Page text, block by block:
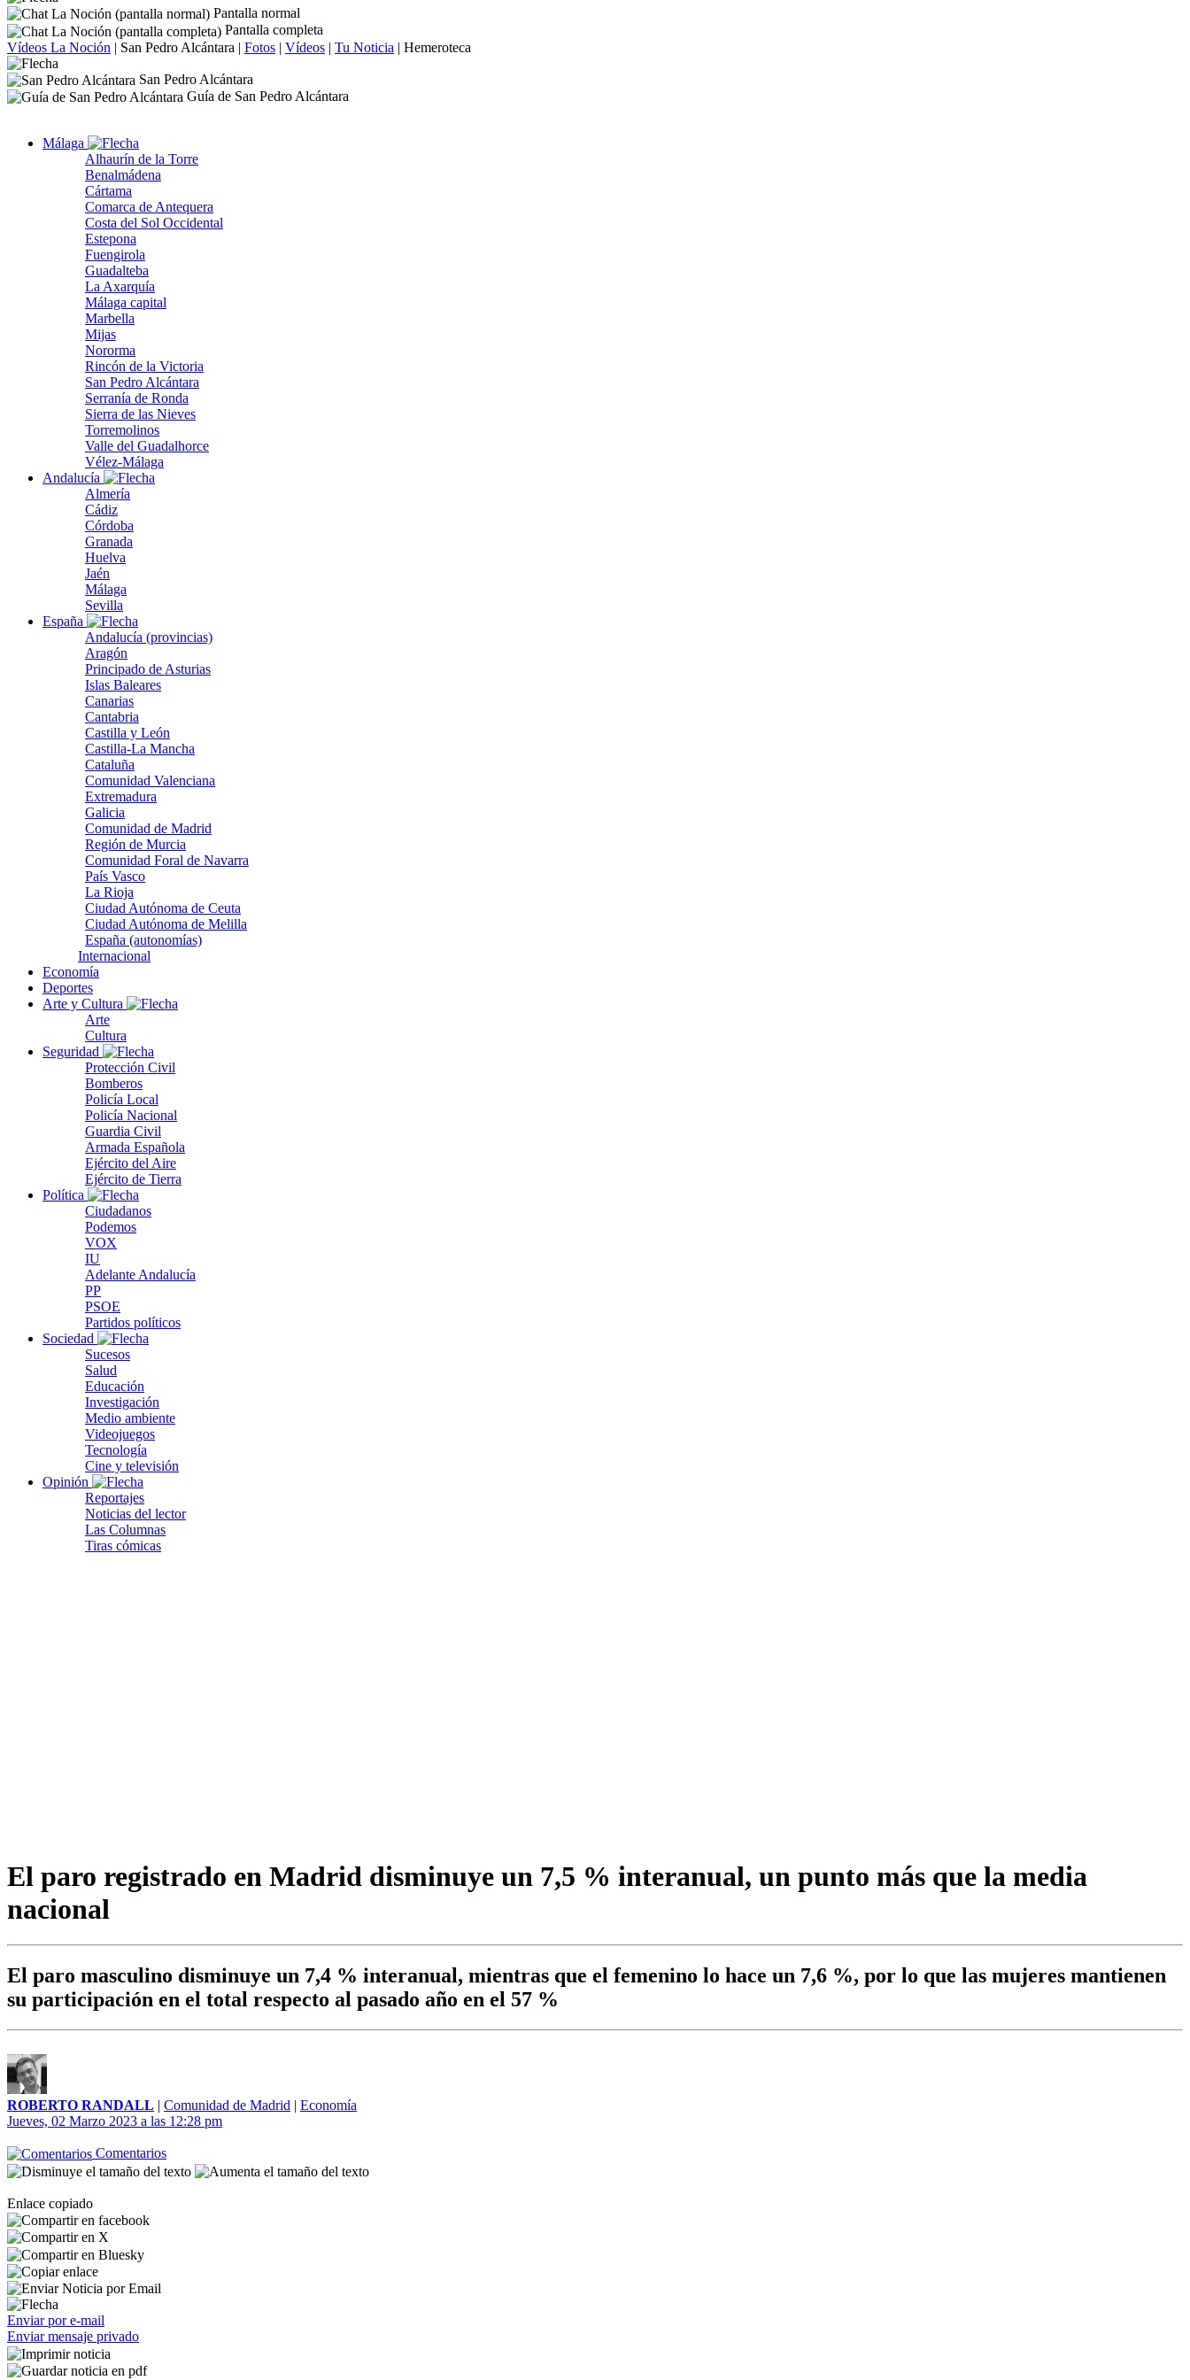
Pantalla normal
Pantalla completa
Vídeos La Noción | San Pedro Alcántara | Fotos | Vídeos | Tu Noticia | Hemeroteca
San Pedro Alcántara
Guía de San Pedro Alcántara
Málaga
Alhaurín de la Torre
Benalmádena
Cártama
Comarca de Antequera
Costa del Sol Occidental
Estepona
Fuengirola
Guadalteba
La Axarquía
Málaga capital
Marbella
Mijas
Nororma
Rincón de la Victoria
San Pedro Alcántara
Serranía de Ronda
Sierra de las Nieves
Torremolinos
Valle del Guadalhorce
Vélez-Málaga
Andalucía
Almería
Cádiz
Córdoba
Granada
Huelva
Jaén
Málaga
Sevilla
España
Andalucía (provincias)
Aragón
Principado de Asturias
Islas Baleares
Canarias
Cantabria
Castilla y León
Castilla-La Mancha
Cataluña
Comunidad Valenciana
Extremadura
Galicia
Comunidad de Madrid
Región de Murcia
Comunidad Foral de Navarra
País Vasco
La Rioja
Ciudad Autónoma de Ceuta
Ciudad Autónoma de Melilla
España (autonomías)
Internacional
Economía
Deportes
Arte y Cultura
Arte
Cultura
Seguridad
Protección Civil
Bomberos
Policía Local
Policía Nacional
Guardia Civil
Armada Española
Ejército del Aire
Ejército de Tierra
Política
Ciudadanos
Podemos
VOX
IU
Adelante Andalucía
PP
PSOE
Partidos políticos
Sociedad
Sucesos
Salud
Educación
Investigación
Medio ambiente
Videojuegos
Tecnología
Cine y televisión
Opinión
Reportajes
Noticias del lector
Las Columnas
Tiras cómicas
El paro registrado en Madrid disminuye un 7,5 % interanual, un punto más que la media
nacional
El paro masculino disminuye un 7,4 % interanual, mientras que el femenino lo hace un 7,6 %, por lo que las mujeres mantienen
su participación en el total respecto al pasado año en el 57 %
ROBERTO RANDALL | Comunidad de Madrid | Economía
Jueves, 02 Marzo 2023 a las 12:28 pm
Comentarios
Enlace copiado
Enviar por e-mail
Enviar mensaje privado